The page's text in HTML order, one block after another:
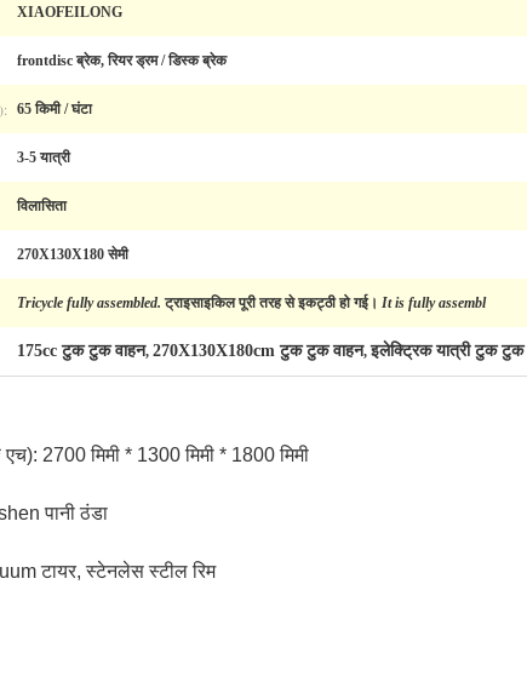
XIAOFEILONG
frontdisc ब्रेक, रियर ड्रम / डिस्क ब्रेक
65 किमी / घंटा
3-5 यात्री
विलासिता
270X130X180 सेमी
Tricycle fully assembled. ट्राइसाइकिल पूरी तरह से इकट्ठी हो गई। It is fully assembl
175cc टुक टुक वाहन, 270X130X180cm टुक टुक वाहन,इलेक्ट्रिक यात्री टुक टुक
2700 मिमी * 1300 मिमी * 1800 मिमी
पानी ठंडा
टायर, स्टेनलेस स्टील रिम